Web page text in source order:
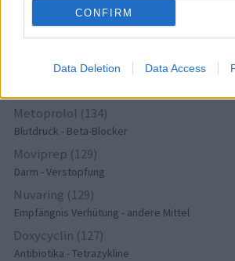
CONFIRM
Data Deletion Data Access
Psychose / Schizophrenie - Antipsychotika
Amoxiclav (= Amoxicillin + Clavulan) (141)
Amitriptylin (135)
Metoprolol (134)
Blutdruck - Beta-Blocker
Moviprep (129)
Darm - Verstopfung
Nuvaring (129)
Empfängnis Verhütung - andere Mittel
Doxycyclin (127)
Antibiotika - Tetrazykline